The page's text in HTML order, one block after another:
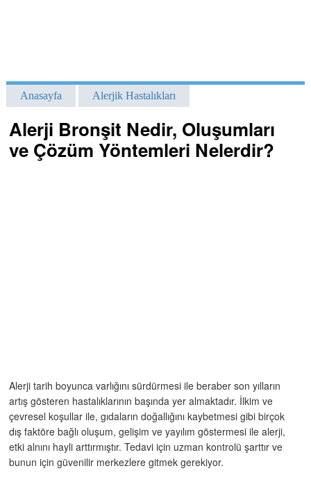
Anasayfa Alerjik Hastalıkları
Alerji Bronşit Nedir, Oluşumları
ve Çözüm Yöntemleri Nelerdir?
Alerji tarih boyunca varlığını sürdürmesi ile beraber son yılların
artış gösteren hastalıklarının başında yer almaktadır. İlkim ve
çevresel koşullar ile, gıdaların doğallığını kaybetmesi gibi birçok
dış faktöre bağlı oluşum, gelişim ve yayılım göstermesi ile alerji,
etki alnını hayli arttırmıştır. Tedavi için uzman kontrolü şarttır ve
bunun için güvenilir merkezlere gitmek gerekiyor.